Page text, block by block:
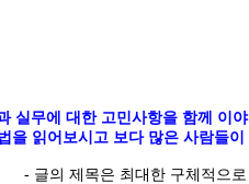
실무에 대한 고민사항을 함께 이
을 읽어보시고 보다 많은 사람들
- 글의 제목은 최대한 구체적 으